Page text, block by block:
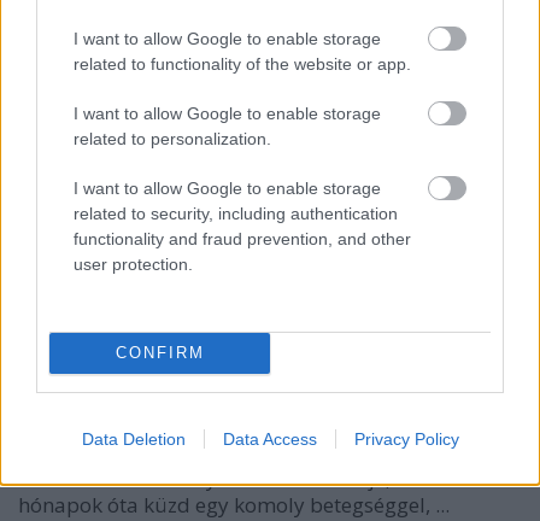
I want to allow Google to enable storage
related to functionality of the website or app.
I want to allow Google to enable storage
related to personalization.
I want to allow Google to enable storage
related to security, including authentication
functionality and fraud prevention, and other
user protection.
CONFIRM
Data Deletion Data Access Privacy Policy
Nurmira
A gothic metal szcéna egyik legismertebb művésze,
aLacrimosabillentyűse és énekesnője,Anne Nurmi
hónapok óta küzd egy komoly betegséggel, ...